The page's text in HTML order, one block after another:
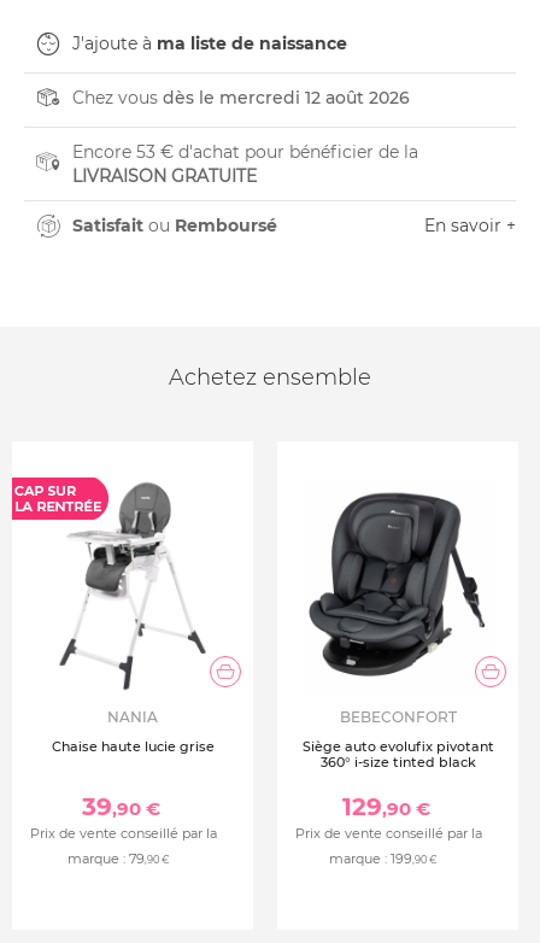
J'ajoute à ma liste de naissance
Chez vous dès le mercredi 12 août 2026
Encore 53 € d'achat pour bénéficier de la
LIVRAISON GRATUITE
Satisfait ou Remboursé En savoir +
Achetez ensemble
NANIA
Chaise haute lucie grise
39,90 €
Prix de vente conseillé par la
marque : 79,90 €
BEBECONFORT
Siège auto evolufix pivotant
360° i-size tinted black
129,90 €
Prix de vente conseillé par la
marque : 199,90 €